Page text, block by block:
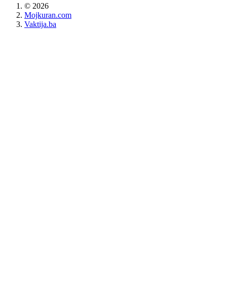
© 2026
Mojkuran.com
Vaktija.ba